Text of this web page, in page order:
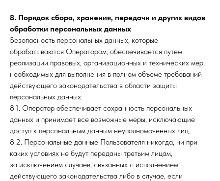
8. Порядок сбора, хранения, передачи и других видов
обработки персональных данных
Безопасность персональных данных, которые
обрабатываются Оператором, обеспечивается путем
реализации правовых, организационных и технических мер,
необходимых для выполнения в полном объеме требований
действующего законодательства в области защиты
персональных данных.
8.1. Оператор обеспечивает сохранность персональных
данных и принимает все возможные меры, исключающие
доступ к персональным данным неуполномоченных лиц.
8.2. Персональные данные Пользователя никогда, ни при
каких условиях не будут переданы третьим лицам,
за исключением случаев, связанных с исполнением
действующего законодательства либо в случае, если